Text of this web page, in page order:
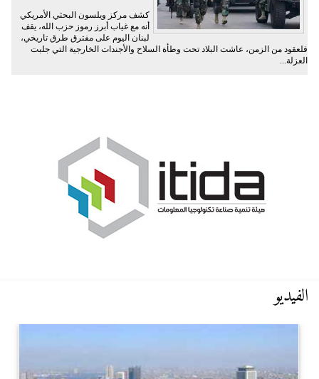
كشف مركز ويلسون البحثي الأمريكي
أنه مع غياب أبرز رموز حزب الله، يقف
لبنان اليوم على مفترق طرق تاريخي،
فلعقود من الزمن، عاشت البلاد تحت وطأة السلاح والأجندات الخارجية التي جلبت
العزلة...
الفيديو